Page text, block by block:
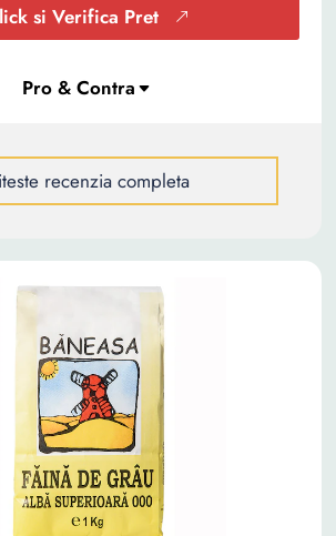
si Verifica Pret
recenzia completa